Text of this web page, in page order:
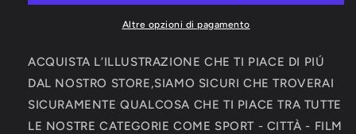
Altre opzioni di pagamento
ACQUISTA L’ILLUSTRAZIONE CHE TI PIACE DI PIÚ
DAL NOSTRO STORE,SIAMO SICURI CHE TROVERAI
SICURAMENTE QUALCOSA CHE TI PIACE TRA TUTTE
LE NOSTRE CATEGORIE COME SPORT - CITTÀ - FILM